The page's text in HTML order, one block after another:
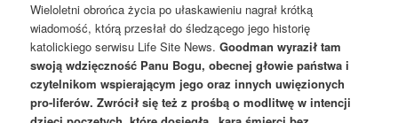
Wieloletni obrońca życia po ułaskawieniu nagrał krótką
wiadomość, którą przesłał do śledzącego jego historię
katolickiego serwisu Life Site News.Goodman wyraził tam
swoją wdzięczność Panu Bogu, obecnej głowie państwa i
czytelnikom wspierającym jego oraz innych uwięzionych
pro-liferów. Zwrócił się też z prośbą o modlitwę w intencji